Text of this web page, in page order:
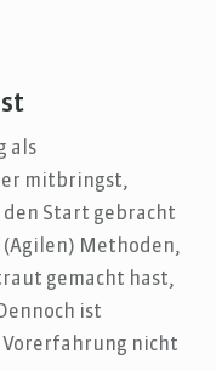
als
mitbringst,
Start gebracht
(Agilen) Methoden,
gemacht hast,
ist
nicht